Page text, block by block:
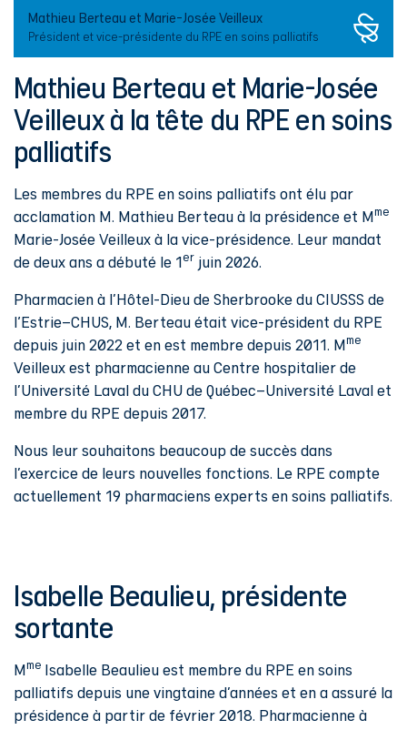
Mathieu Berteau et Marie-Josée Veilleux
Président et vice-présidente du RPE en soins palliatifs
Mathieu Berteau et Marie-Josée
Veilleux à la tête du RPE en soins
palliatifs
Les membres du RPE en soins palliatifs ont élu par
acclamation M. Mathieu Berteau à la présidence et Mme
Marie-Josée Veilleux à la vice-présidence. Leur mandat
de deux ans a débuté le 1er juin 2026.
Pharmacien à l’Hôtel-Dieu de Sherbrooke du CIUSSS de
l'Estrie–CHUS, M. Berteau était vice-président du RPE
depuis juin 2022 et en est membre depuis 2011. Mme
Veilleux est pharmacienne au Centre hospitalier de
l’Université Laval du CHU de Québec–Université Laval et
membre du RPE depuis 2017.
Nous leur souhaitons beaucoup de succès dans
l’exercice de leurs nouvelles fonctions. Le RPE compte
actuellement 19 pharmaciens experts en soins palliatifs.
Isabelle Beaulieu, présidente
sortante
Mme Isabelle Beaulieu est membre du RPE en soins
palliatifs depuis une vingtaine d’années et en a assuré la
présidence à partir de février 2018. Pharmacienne à